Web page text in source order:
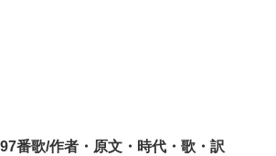
番歌/作者・原文・時代・歌・訳